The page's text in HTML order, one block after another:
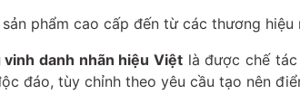
phẩm cao cấp đến từ các thương
vinh danh nhãn hiệu Việt là được chế
đáo, tùy chỉnh theo yêu cầu tạo nên